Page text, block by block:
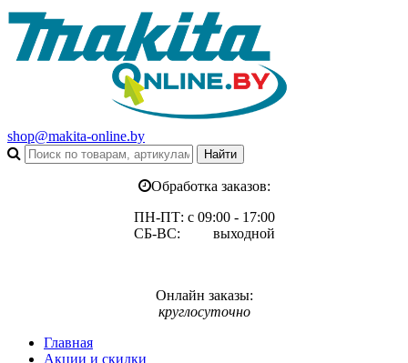
shop@makita-online.by
Обработка заказов:
ПН-ПТ: с 09:00 - 17:00
СБ-ВС: выходной
Онлайн заказы:
круглосуточно
Главная
Акции и скидки